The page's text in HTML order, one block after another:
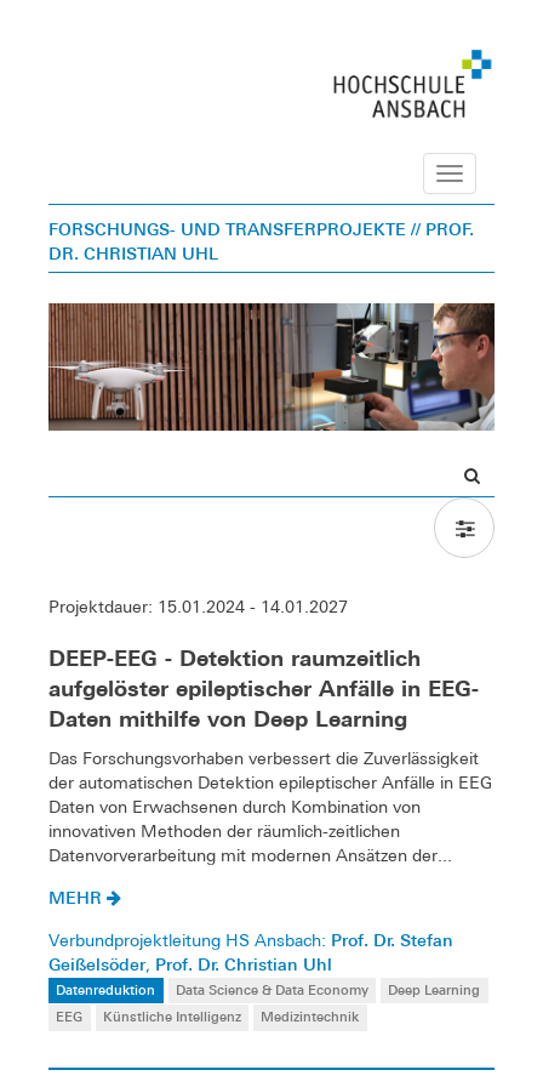
Navigation
FORSCHUNGS- UND TRANSFERPROJEKTE // PROF.
DR. CHRISTIAN UHL
Projektdauer: 15.01.2024 - 14.01.2027
DEEP-EEG - Detektion raumzeitlich
aufgelöster epileptischer Anfälle in EEG-
Daten mithilfe von Deep Learning
Das Forschungsvorhaben verbessert die Zuverlässigkeit
der automatischen Detektion epileptischer Anfälle in EEG
Daten von Erwachsenen durch Kombination von
innovativen Methoden der räumlich-zeitlichen
Datenvorverarbeitung mit modernen Ansätzen der...
MEHR
Verbundprojektleitung HS Ansbach: Prof. Dr. Stefan
Geißelsöder, Prof. Dr. Christian Uhl
Datenreduktion Data Science & Data Economy
Deep Learning
EEG
Künstliche Intelligenz Medizintechnik